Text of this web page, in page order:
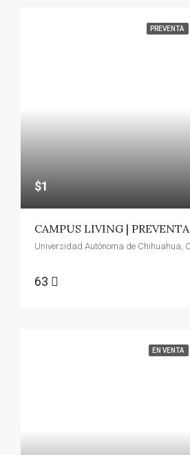
PREVENTA
$1
CAMPUS LIVING | PREVENTA
63
EN VENTA